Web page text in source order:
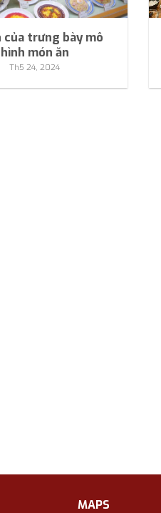
của trưng bày mô
hình món ăn
Th5 24, 2024
MAPS